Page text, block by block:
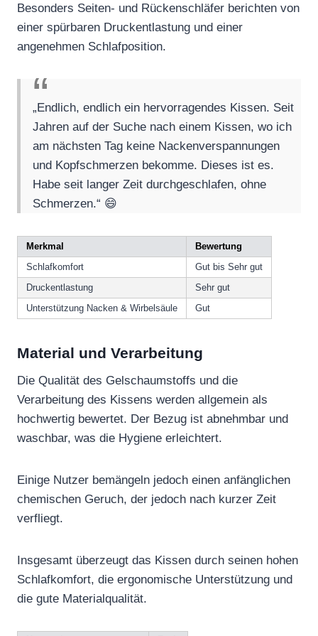
Besonders Seiten- und Rückenschläfer berichten von
einer spürbaren Druckentlastung und einer
angenehmen Schlafposition.
„Endlich, endlich ein hervorragendes Kissen. Seit
Jahren auf der Suche nach einem Kissen, wo ich
am nächsten Tag keine Nackenverspannungen
und Kopfschmerzen bekomme. Dieses ist es.
Habe seit langer Zeit durchgeschlafen, ohne
Schmerzen.“ 😄
Merkmal
Bewertung
Schlafkomfort
Gut bis Sehr gut
Druckentlastung
Sehr gut
Unterstützung Nacken & Wirbelsäule
Gut
Material und Verarbeitung
Die Qualität des Gelschaumstoffs und die
Verarbeitung des Kissens werden allgemein als
hochwertig bewertet. Der Bezug ist abnehmbar und
waschbar, was die Hygiene erleichtert.
Einige Nutzer bemängeln jedoch einen anfänglichen
chemischen Geruch, der jedoch nach kurzer Zeit
verfliegt.
Insgesamt überzeugt das Kissen durch seinen hohen
Schlafkomfort, die ergonomische Unterstützung und
die gute Materialqualität.